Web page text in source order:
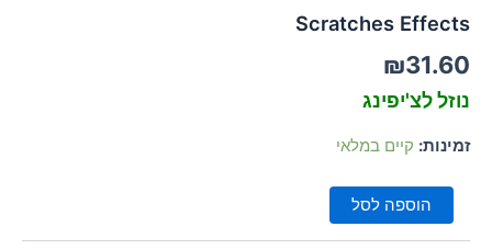
Scratches Effects
₪31.60
נוזל לצ'יפינג
זמינות: קיים במלאי
הוספה לסל